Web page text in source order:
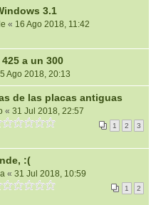
3.1
« 16 Ago 2018, 11:42
a un 300
Ago 2018, 20:13
de las placas antiguas
« 31 Jul 2018, 22:57
1 2 3
:(
« 31 Jul 2018, 10:59
1 2